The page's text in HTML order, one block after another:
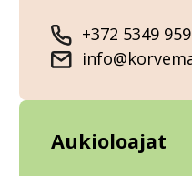
+372 5349
Aukioloajat